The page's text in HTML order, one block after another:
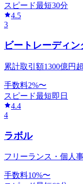
スピード最短30分
4.5
3
ビートレーディン
累計取引額1300億円
手数料2%〜
スピード最短即日
4.4
4
ラボル
フリーランス・個人
手数料10%〜